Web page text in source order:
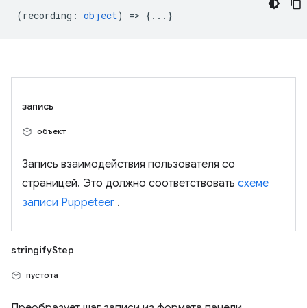
(recording : object) => {...}
запись
объект
Запись взаимодействия пользователя со
страницей. Это должно соответствовать схеме
записи Puppeteer .
stringifyStep
пустота